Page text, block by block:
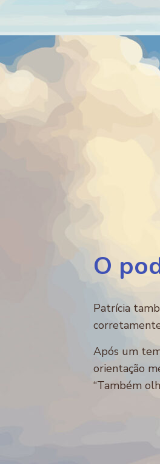
O
Patrícia
Após um
orientação
“Também